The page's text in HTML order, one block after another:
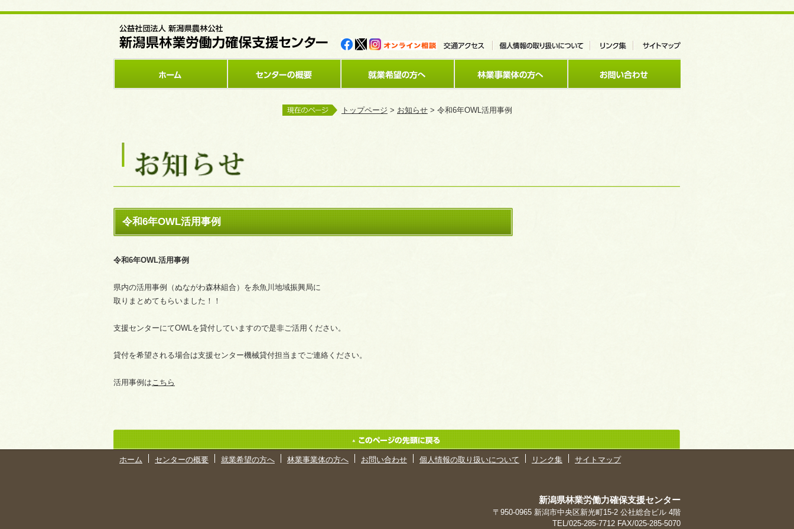
トップページ > お知らせ > 令和6年OWL活用事例
令和6年OWL活用事例
令和6年OWL活用事例
県内の活用事例（ぬながわ森林組合）を糸魚川地域振興局に
取りまとめてもらいました！！
支援センターにてOWLを貸付していますので是非ご活用ください。
貸付を希望される場合は支援センター機械貸付担当までご連絡ください。
活用事例はこちら
ホーム センターの概要 就業希望の方へ 林業事業体の方へ お問い合わせ 個人情報の取り扱いについて リンク集 サイトマップ
新潟県林業労働力確保支援センター
〒950-0965 新潟市中央区新光町15-2 公社総合ビル 4階
TEL/025-285-7712 FAX/025-285-5070